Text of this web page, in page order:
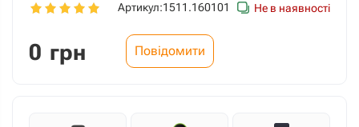
Артикул:1511.160101 Не в наявності
0 грн Повідомити